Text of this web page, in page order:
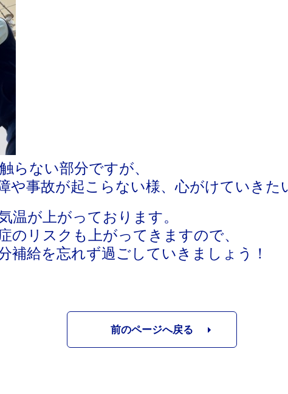
らない部分ですが、
や事故が起こらない様、心がけていきた
温が上がっております。
のリスクも上がってきますので、
補給を忘れず過ごしていきましょう！
前のページへ戻る